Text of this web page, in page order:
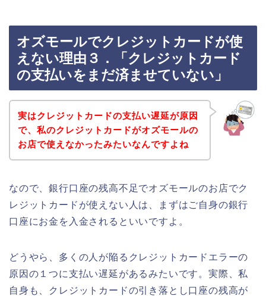
オズモールでクレジットカードが使
えない理由３．「クレジットカード
の支払いをまだ済ませていない」
実はクレジットカードの支払い遅延が原因
で、私のクレジットカードがオズモールの
お店で使えなかったみたいなんですよね
なので、銀行口座の残高不足でオズモールのお店でク
レジットカードが使えない人は、まずはご自身の銀行
口座にお金を入金されるといいですよ。
どうやら、多くの人が陥るクレジットカードエラーの
原因の１つに支払い遅延があるみたいです。実際、私
自身も、クレジットカードの引き落とし口座の残高が